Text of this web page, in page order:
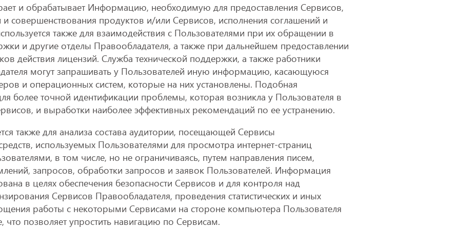
и обрабатывает Информацию, необходимую для предоставления Сервисов,
и совершенствования продуктов и/или Сервисов, исполнения соглашений и
также для взаимодействия с Пользователями при их обращении в
и другие отделы Правообладателя, а также при дальнейшем предоставлении
действия лицензий. Служба технической поддержки, а также работники
могут запрашивать у Пользователей иную информацию, касающуюся
и операционных систем, которые на них установлены. Подобная
более точной идентификации проблемы, которая возникла у Пользователя в
и выработки наиболее эффективных рекомендаций по ее устранению.
также для анализа состава аудитории, посещающей Сервисы
используемых Пользователями для просмотра интернет-страниц
в том числе, но не ограничиваясь, путем направления писем,
запросов, обработки запросов и заявок Пользователей. Информация
в целях обеспечения безопасности Сервисов и для контроля над
Сервисов Правообладателя, проведения статистических и иных
работы с некоторыми Сервисами на стороне компьютера Пользователя
что позволяет упростить навигацию по Сервисам.